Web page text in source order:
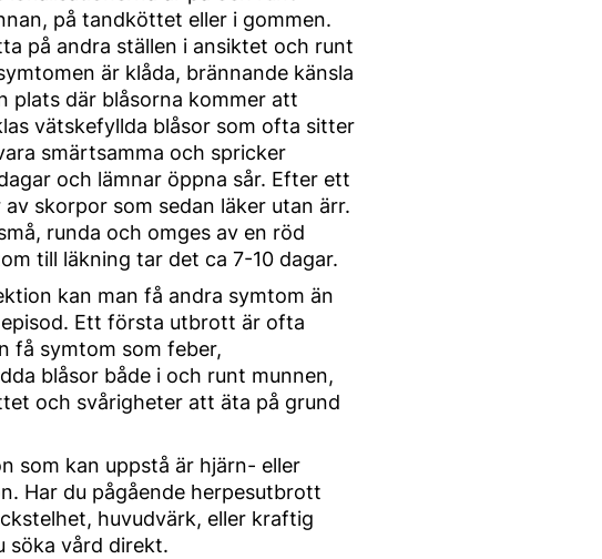
på tandköttet eller i gommen.
på andra ställen i ansiktet och runt
är klåda, brännande känsla
plats där blåsorna kommer att
vätskefyllda blåsor som ofta sitter
smärtsamma och spricker
och lämnar öppna sår. Efter ett
skorpor som sedan läker utan ärr.
runda och omges av en röd
till läkning tar det ca 7-10 dagar.
kan man få andra symtom än
Ett första utbrott är ofta
få symtom som feber,
blåsor både i och runt munnen,
och svårigheter att äta på grund
som kan uppstå är hjärn- eller
Har du pågående herpesutbrott
huvudvärk, eller kraftig
söka vård direkt.